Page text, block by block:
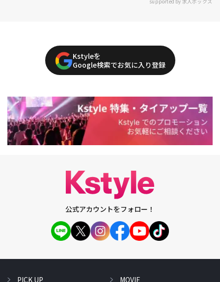
Kstyleを
Google検索でお気に入り登録
公式アカウントをフォロー！
PICK UP MOVIE